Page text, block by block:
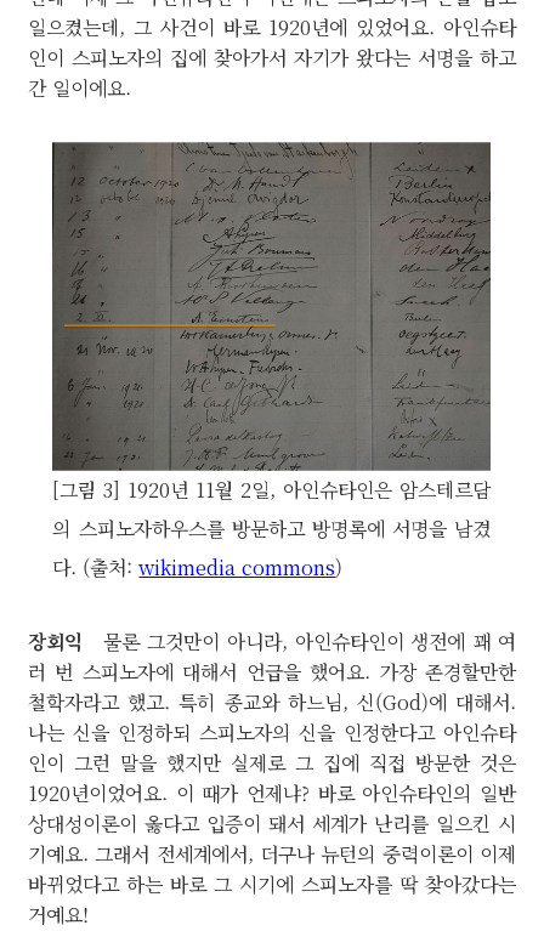
일으켰는데, 그 사건이 바로 1920년에 있었어요. 아인슈타
인이 스피노자의 집에 찾아가서 자기가 왔다는 서명을 하고
간 일이에요.
[그림 3] 1920년 11월 2일, 아인슈타인은 암스테르담
의 스피노자하우스를 방문하고 방명록에 서명을 남겼
다. (출처:wikimedia commons)
장회익 물론 그것만이 아니라, 아인슈타인이 생전에 꽤 여
러 번 스피노자에 대해서 언급을 했어요. 가장 존경할만한
철학자라고 했고. 특히 종교와 하느님, 신(God)에 대해서.
나는 신을 인정하되 스피노자의 신을 인정한다고 아인슈타
인이 그런 말을 했지만 실제로 그 집에 직접 방문한 것은
1920년이었어요. 이 때가 언제냐? 바로 아인슈타인의 일반
상대성이론이 옳다고 입증이 돼서 세계가 난리를 일으킨 시
기예요. 그래서 전세계에서, 더구나 뉴턴의 중력이론이 이제
바뀌었다고 하는 바로 그 시기에 스피노자를 딱 찾아갔다는
거예요!